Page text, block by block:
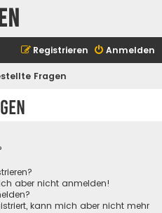
Anmelden
Registrieren
Fragen
aber nicht anmelden!
kann mich aber nicht mehr